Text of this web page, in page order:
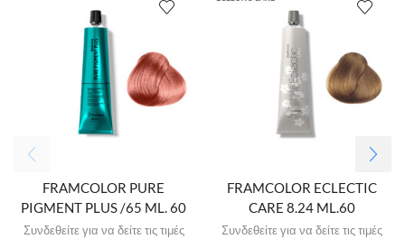
FRAMCOLOR PURE
PIGMENT PLUS /65 ML. 60
Συνδεθείτε για να δείτε τις τιμές
FRAMCOLOR ECLECTIC
CARE 8.24 ML.60
Συνδεθείτε για να δείτε τις τιμές